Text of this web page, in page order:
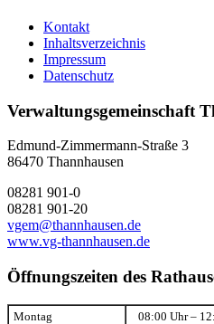
Kontakt
Inhaltsverzeichnis
Impressum
Datenschutz
Verwaltungsgemeinschaft
Edmund-Zimmermann-Straße 3
86470 Thannhausen
08281 901-0
08281 901-20
vgem@thannhausen.de
www.vg-thannhausen.de
Öffnungszeiten des
Montag 08:00 Uhr –